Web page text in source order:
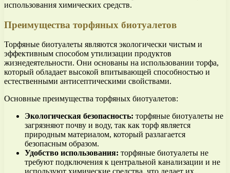
использования химических средств.
Преимущества торфяных биотуалетов
Торфяные биотуалеты являются экологически чистым и
эффективным способом утилизации продуктов
жизнедеятельности. Они основаны на использовании торфа,
который обладает высокой впитывающей способностью и
естественными антисептическими свойствами.
Основные преимущества торфяных биотуалетов:
Экологическая безопасность: торфяные биотуалеты не
загрязняют почву и воду, так как торф является
природным материалом, который разлагается
безопасным образом.
Удобство использования: торфяные биотуалеты не
требуют подключения к центральной канализации и не